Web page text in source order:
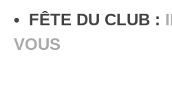
• FÊTE DU CLUB :
VOUS